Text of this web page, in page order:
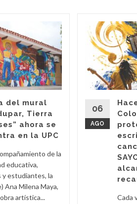
del mural
Tierra
ahora se
en la UPC
de la
educativa,
estudiantes, la
Ana Milena Maya,
artística...
06
AGO
Cada